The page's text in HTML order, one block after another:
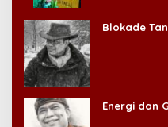
Blokade
Energi dan